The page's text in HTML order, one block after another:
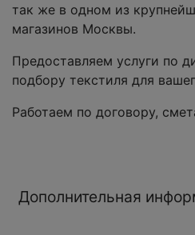
так же в одном из
магазинов Москвы.
Предоставляем услуги по
подбору текстиля для
Работаем по договору,
Дополнительная